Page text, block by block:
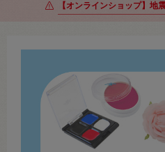
【オンラインショップ】地